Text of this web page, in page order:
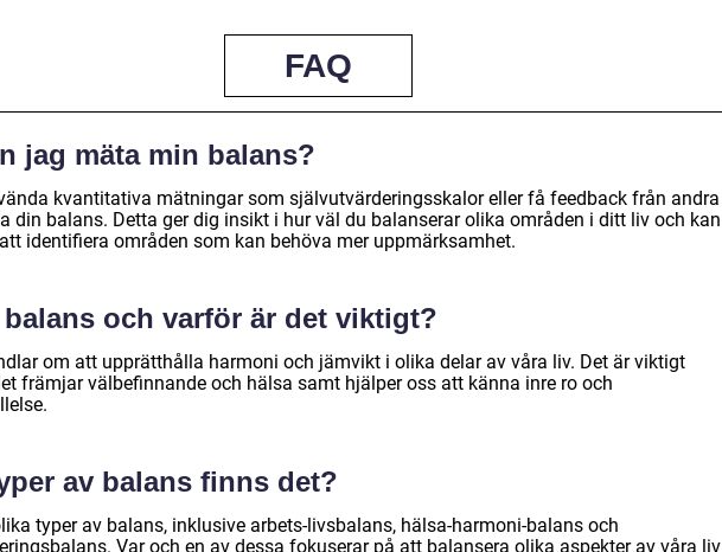
FAQ
jag mäta min balans?
kvantitativa mätningar som självutvärderingsskalor eller få feedback från andra
din balans. Detta ger dig insikt i hur väl du balanserar olika områden i ditt liv och kan
identifiera områden som kan behöva mer uppmärksamhet.
balans och varför är det viktigt?
om att upprätthålla harmoni och jämvikt i olika delar av våra liv. Det är viktigt
främjar välbefinnande och hälsa samt hjälper oss att känna inre ro och
av balans finns det?
typer av balans, inklusive arbets-livsbalans, hälsa-harmoni-balans och
Var och en av dessa fokuserar på att balansera olika aspekter av våra liv